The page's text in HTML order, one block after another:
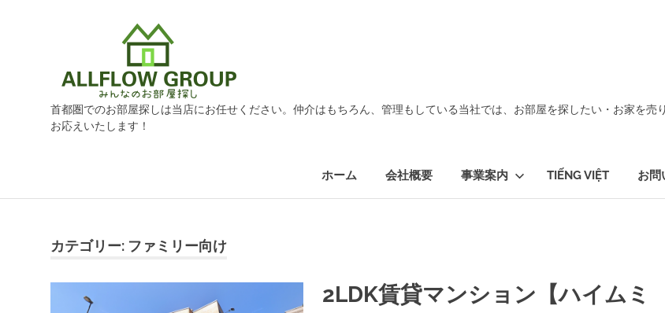
ル
グ
首都圏でのお部屋探しは当店にお任せください。仲介はもちろん、管理もしている当社では、お部屋を探したい・お家を
お応えいたします！
ホーム 会社概要 事業案内 TIẾNG VIỆT お問
カテゴリー: ファミリー向け
2LDK賃貸マンション【ハイムミ